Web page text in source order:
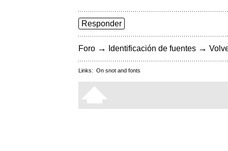
Responder
Foro → Identificación de fuentes →
Links: On snot and fonts